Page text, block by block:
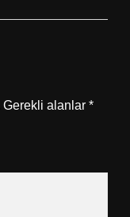
Gerekli alanlar *